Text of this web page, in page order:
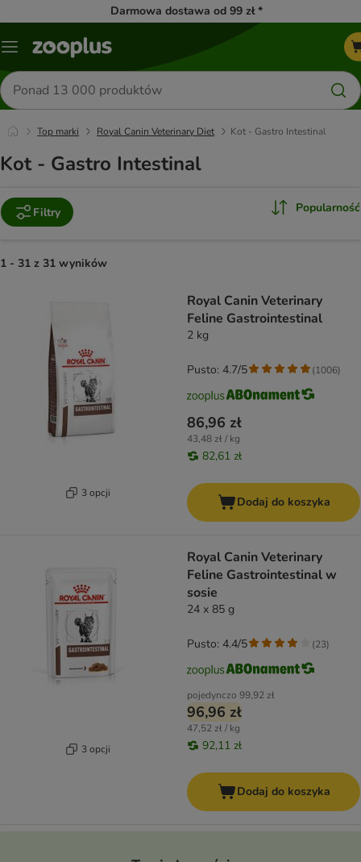
Darmowa dostawa od 99 zł *
Menu
Szukaj
produktów
Top marki Royal Canin Veterinary Diet Kot - Gastro Intestinal
Kot - Gastro Intestinal
Filtry Popularność
1 - 31 z 31 wyników
3 opcji
Royal Canin Veterinary
Feline Gastrointestinal
2 kg
86,96 zł
43,48 zł / kg
82,61 zł
Pusto: 4.7/5 (1006)
Dodaj do koszyka
3 opcji
Royal Canin Veterinary
Feline Gastrointestinal w
sosie
24 x 85 g
pojedynczo 99,92 zł
96,96 zł
47,52 zł / kg
92,11 zł
Pusto: 4.4/5 (23)
Dodaj do koszyka